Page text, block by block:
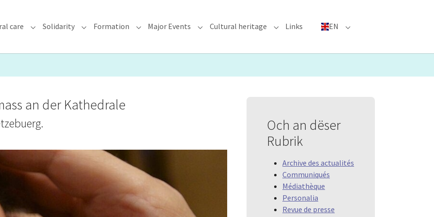
care Submenu for "Faith & Pastoral care"
Solidarity Submenu for "Solidarity"
Formation Submenu for "Formation"
Major Events Submenu for "Major Events"
Cultural heritage Submenu for "Cultural heritage"
Links EN Submenu for "EN"
an der Kathedrale
Och an dëser
Rubrik
Archive des actualités
Communiqués
Médiathèque
Personalia
Revue de presse